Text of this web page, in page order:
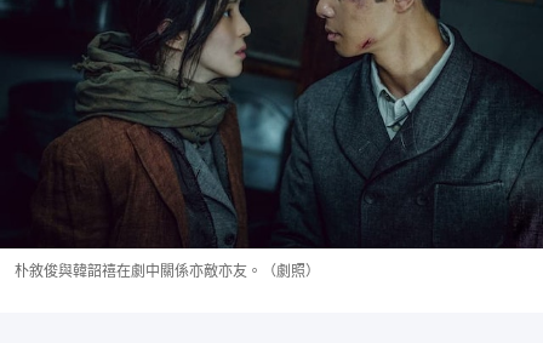
朴敘俊與韓韶禧在劇中關係亦敵亦友。（劇照）